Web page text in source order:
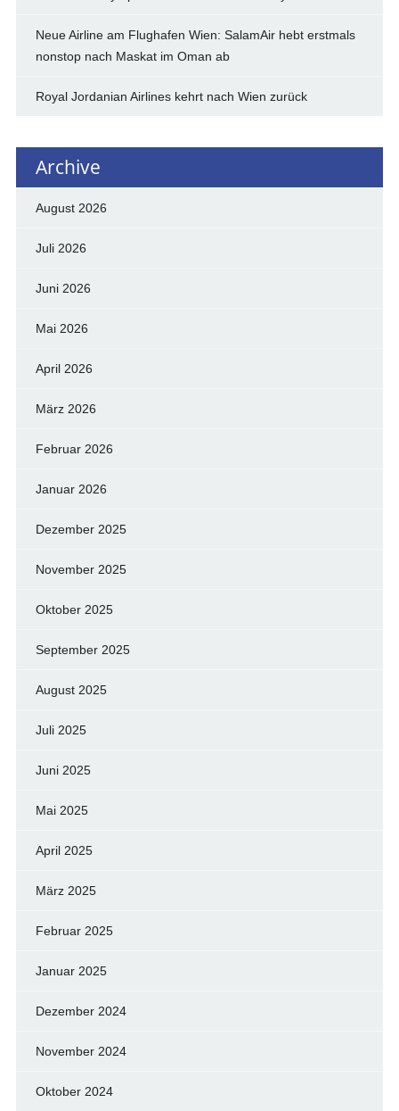
Neue Airline am Flughafen Wien: SalamAir hebt erstmals
nonstop nach Maskat im Oman ab
Royal Jordanian Airlines kehrt nach Wien zurück
Archive
August 2026
Juli 2026
Juni 2026
Mai 2026
April 2026
März 2026
Februar 2026
Januar 2026
Dezember 2025
November 2025
Oktober 2025
September 2025
August 2025
Juli 2025
Juni 2025
Mai 2025
April 2025
März 2025
Februar 2025
Januar 2025
Dezember 2024
November 2024
Oktober 2024